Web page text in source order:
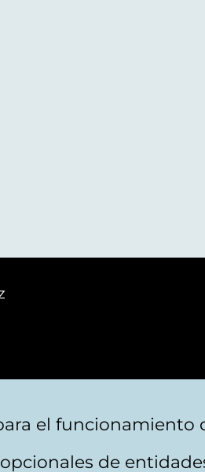
el funcionamiento
de